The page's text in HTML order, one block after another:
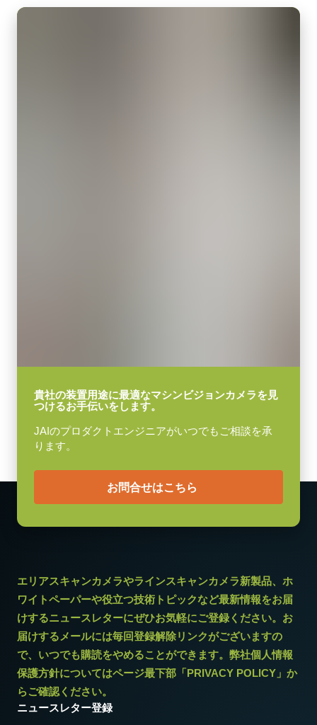
貴社の装置用途に最適なマシンビジョンカメラを見
つけるお手伝いをします。
JAIのプロダクトエンジニアがいつでもご相談を承
ります。
お問合せはこちら
エリアスキャンカメラやラインスキャンカメラ新製品、ホ
ワイトペーパーや役立つ技術トピックなど最新情報をお届
けするニュースレターにぜひお気軽にご登録ください。お
届けするメールには毎回登録解除リンクがございますの
で、いつでも購読をやめることができます。弊社個人情報
保護方針についてはページ最下部「PRIVACY POLICY」か
らご確認ください。
ニュースレター登録